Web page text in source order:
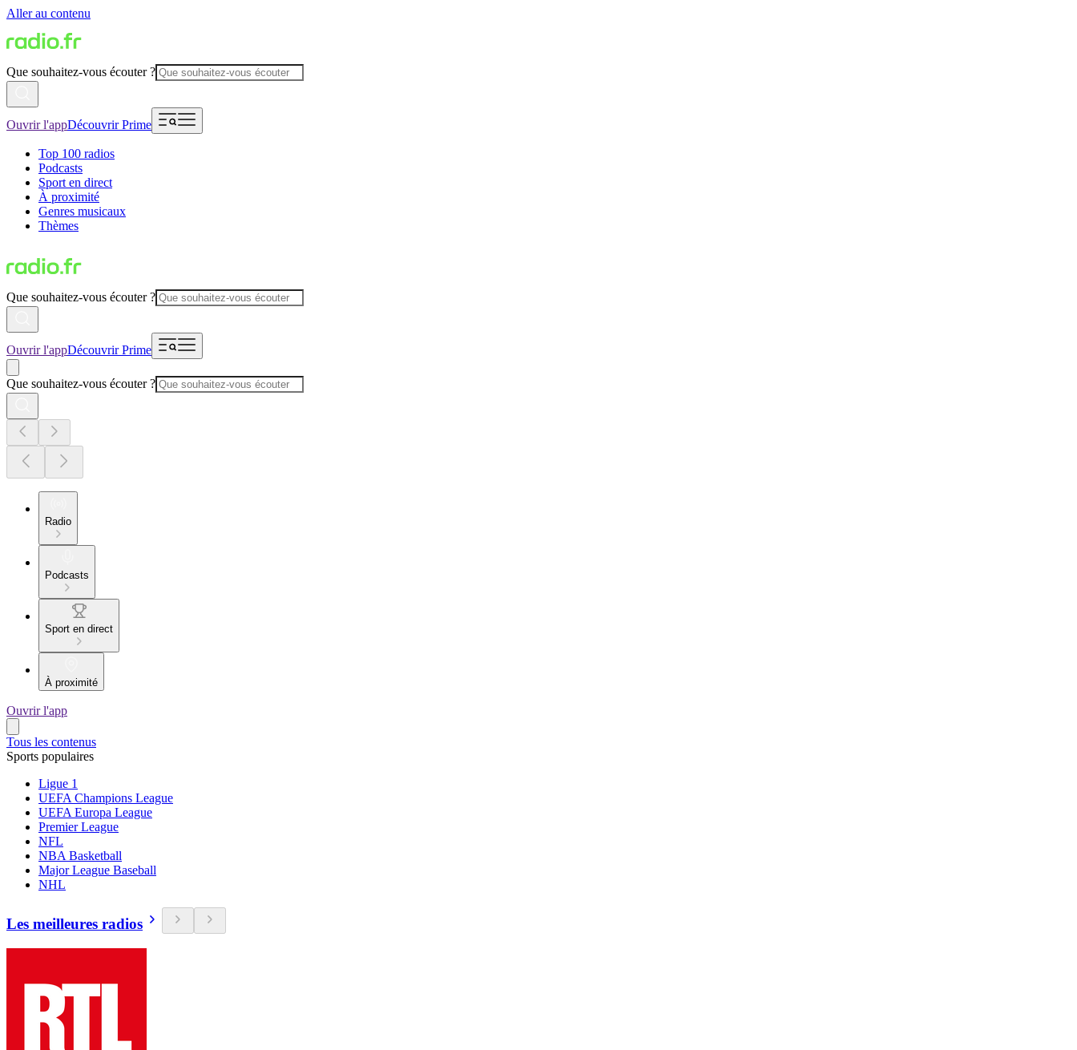
Aller au contenu
Que souhaitez-vous écouter ?
Ouvrir l'appDécouvrir Prime
Top 100 radios
Podcasts
Sport en direct
À proximité
Genres musicaux
Thèmes
Que souhaitez-vous écouter ?
Ouvrir l'appDécouvrir Prime
Que souhaitez-vous écouter ?
Radio
Podcasts
Sport en direct
À proximité
Ouvrir l'app
Tous les contenus
Sports populaires
Ligue 1
UEFA Champions League
UEFA Europa League
Premier League
NFL
NBA Basketball
Major League Baseball
NHL
Les meilleures radios